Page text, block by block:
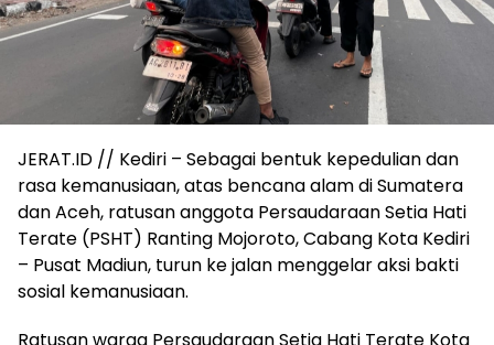
JERAT.ID // Kediri – Sebagai bentuk kepedulian dan
rasa kemanusiaan, atas bencana alam di Sumatera
dan Aceh, ratusan anggota Persaudaraan Setia Hati
Terate (PSHT) Ranting Mojoroto, Cabang Kota Kediri
– Pusat Madiun, turun ke jalan menggelar aksi bakti
sosial kemanusiaan.